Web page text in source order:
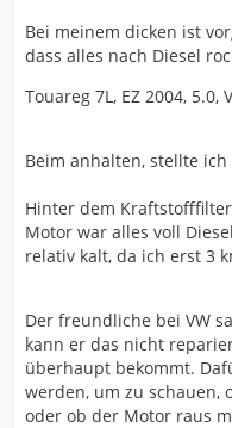
Bei meinem dicken ist
dass alles nach Diesel
Touareg 7L, EZ 2004, 5.0,
Beim anhalten, stellte
Hinter dem
Motor war alles voll
relativ kalt, da ich erst 3
Der freundliche bei VW
kann er das nicht
überhaupt bekommt.
werden, um zu
oder ob der Motor raus